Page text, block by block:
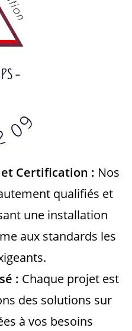
Certification : Nos
qualifiés et
une installation
aux standards les
: Chaque projet est
des solutions sur
à vos besoins